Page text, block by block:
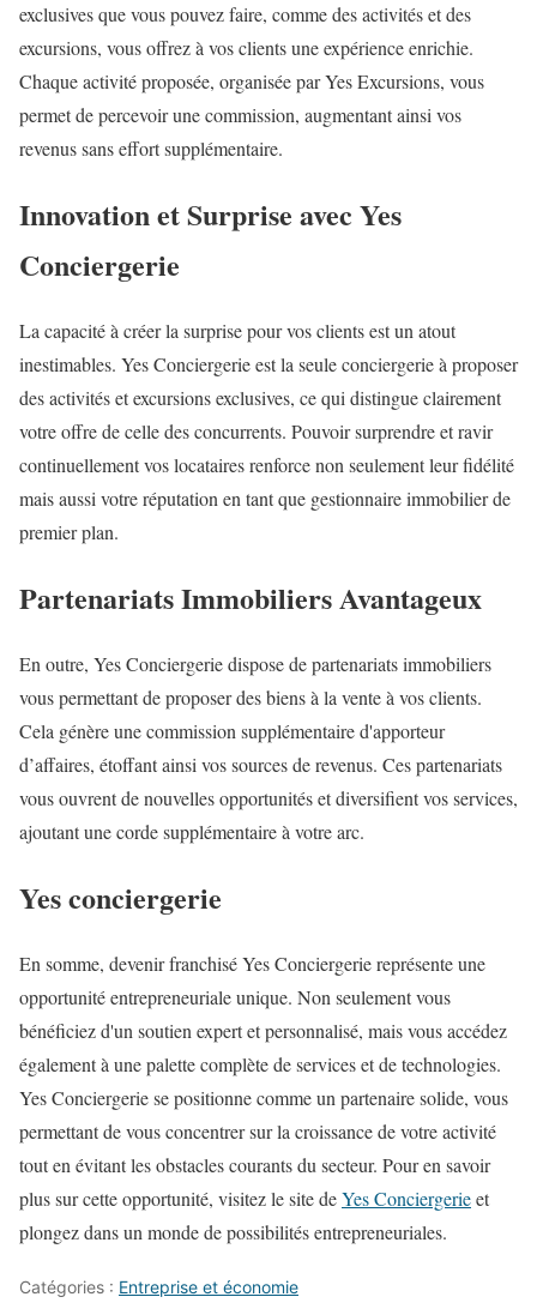
exclusives que vous pouvez faire, comme des activités et des
excursions, vous offrez à vos clients une expérience enrichie.
Chaque activité proposée, organisée par Yes Excursions, vous
permet de percevoir une commission, augmentant ainsi vos
revenus sans effort supplémentaire.
Innovation et Surprise avec Yes
Conciergerie
La capacité à créer la surprise pour vos clients est un atout
inestimables. Yes Conciergerie est la seule conciergerie à proposer
des activités et excursions exclusives, ce qui distingue clairement
votre offre de celle des concurrents. Pouvoir surprendre et ravir
continuellement vos locataires renforce non seulement leur fidélité
mais aussi votre réputation en tant que gestionnaire immobilier de
premier plan.
Partenariats Immobiliers Avantageux
En outre, Yes Conciergerie dispose de partenariats immobiliers
vous permettant de proposer des biens à la vente à vos clients.
Cela génère une commission supplémentaire d'apporteur
d’affaires, étoffant ainsi vos sources de revenus. Ces partenariats
vous ouvrent de nouvelles opportunités et diversifient vos services,
ajoutant une corde supplémentaire à votre arc.
Yes conciergerie
En somme, devenir franchisé Yes Conciergerie représente une
opportunité entrepreneuriale unique. Non seulement vous
bénéficiez d'un soutien expert et personnalisé, mais vous accédez
également à une palette complète de services et de technologies.
Yes Conciergerie se positionne comme un partenaire solide, vous
permettant de vous concentrer sur la croissance de votre activité
tout en évitant les obstacles courants du secteur. Pour en savoir
plus sur cette opportunité, visitez le site deYes Conciergerieet
plongez dans un monde de possibilités entrepreneuriales.
Catégories : Entreprise et économie